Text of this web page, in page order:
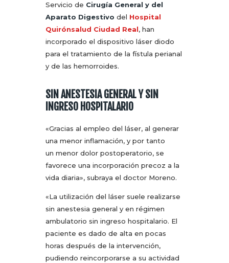
Servicio de Cirugía General y del
Aparato Digestivo del Hospital
Quirónsalud Ciudad Real, han
incorporado el dispositivo láser diodo
para el tratamiento de la fístula perianal
y de las hemorroides.
SIN ANESTESIA GENERAL Y SIN
INGRESO HOSPITALARIO
«Gracias al empleo del láser, al generar
una menor inflamación, y por tanto
un menor dolor postoperatorio, se
favorece una incorporación precoz a la
vida diaria», subraya el doctor Moreno.
«La utilización del láser suele realizarse
sin anestesia general y en régimen
ambulatorio sin ingreso hospitalario. El
paciente es dado de alta en pocas
horas después de la intervención,
pudiendo reincorporarse a su actividad